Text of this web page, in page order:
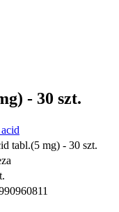
- 30 szt.
tabl.(5 mg) - 30 szt.